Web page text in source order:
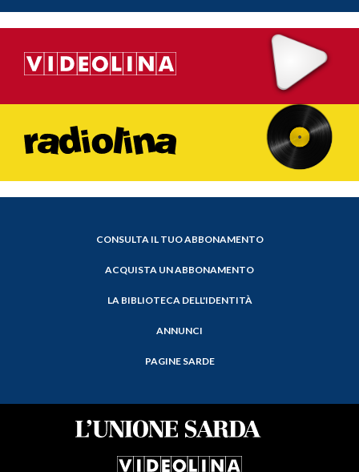
CONSULTA IL TUO ABBONAMENTO
ACQUISTA UN ABBONAMENTO
LA BIBLIOTECA DELL'IDENTITÀ
ANNUNCI
PAGINE SARDE